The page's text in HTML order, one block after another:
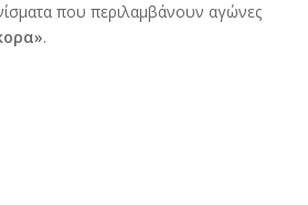
που περιλαμβάνουν αγώνες
.